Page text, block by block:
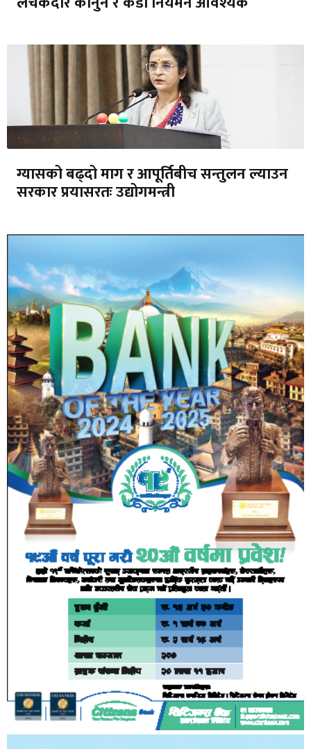
ग्यासको बढ्दो माग र आपूर्तिबीच सन्तुलन ल्याउन
सरकार प्रयासरतः उद्योगमन्त्री